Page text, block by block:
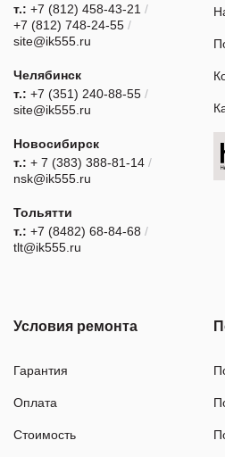
т.: +7 (812) 458-43-21 /
+7 (812) 748-24-55 /
site@ik555.ru
Челябинск
т.: +7 (351) 240-88-55 /
site@ik555.ru
Новосибирск
т.: + 7 (383) 388-81-14 /
nsk@ik555.ru
Тольятти
т.: +7 (8482) 68-84-68 /
tlt@ik555.ru
Условия ремонта
Гарантия
Оплата
Стоимость